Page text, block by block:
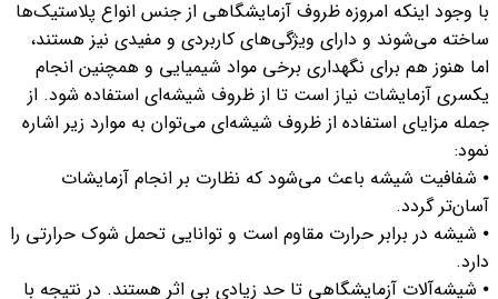
با وجود اینکه امروزه ظروف آزمایشگاهی از جنس انواع پلاستیک‌ها
ساخته می‌شوند و دارای ویژگی‌های کاربردی و مفیدی نیز هستند،
اما هنوز هم برای نگهداری برخی مواد شیمیایی و همچنین انجام
یکسری آزمایشات نیاز است تا از ظروف شیشه‌ای استفاده شود. از
جمله مزایای استفاده از ظروف شیشه‌ای می‌توان به موارد زیر اشاره
نمود:
⦁ شفافیت شیشه باعث می‌شود که نظارت بر انجام آزمایشات
آسان‌تر گردد.
⦁ شیشه‌ در برابر حرارت مقاوم است و توانایی تحمل شوک حرارتی را
دارد.
⦁ شیشه‌آلات آزمایشگاهی تا حد زیادی بی اثر هستند. در نتیجه با